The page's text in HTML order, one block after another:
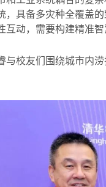
，具备多灾种全覆盖
互动，需要构建精准
与校友们围绕城市内